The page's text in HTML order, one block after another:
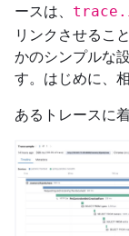
ースは、
リンクさせるこ
かのシンプルな
す。はじめに、
あるトレースに